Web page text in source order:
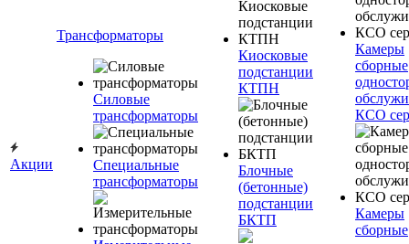
Акции
Трансформаторы
Силовые
трансформаторы
Специальные
трансформаторы
Киосковые
подстанции
КТПН
Блочные
(бетонные)
подстанции
БКТП
Камеры
сборные
КСО
Камеры
сборные